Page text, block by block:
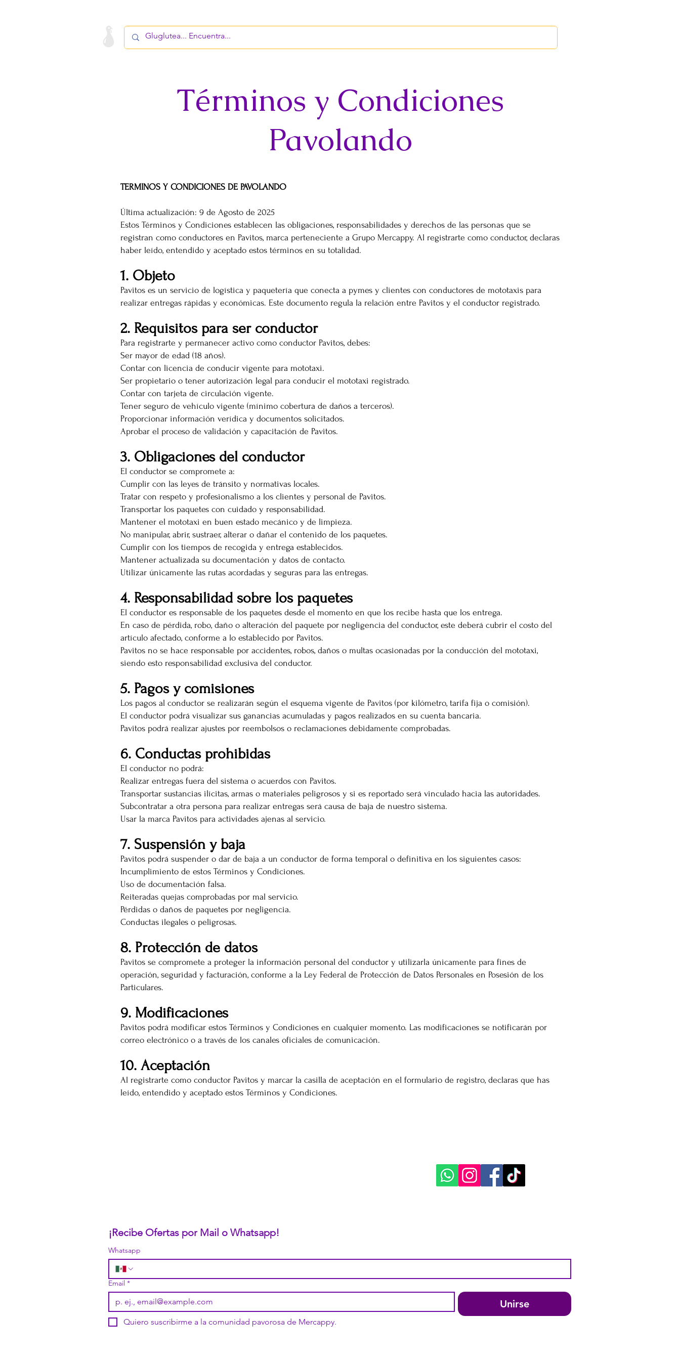
Términos y Condiciones
Pavolando
TERMINOS Y CONDICIONES DE PAVOLANDO
Última actualización: 9 de Agosto de 2025
Estos Términos y Condiciones establecen las obligaciones, responsabilidades y derechos de las personas que se
registran como conductores en Pavitos, marca perteneciente a Grupo Mercappy. Al registrarte como conductor, declaras
haber leído, entendido y aceptado estos términos en su totalidad.
1. Objeto
Pavitos es un servicio de logística y paquetería que conecta a pymes y clientes con conductores de mototaxis para
realizar entregas rápidas y económicas. Este documento regula la relación entre Pavitos y el conductor registrado.
2. Requisitos para ser conductor
Para registrarte y permanecer activo como conductor Pavitos, debes:
Ser mayor de edad (18 años).
Contar con licencia de conducir vigente para mototaxi.
Ser propietario o tener autorización legal para conducir el mototaxi registrado.
Contar con tarjeta de circulación vigente.
Tener seguro de vehículo vigente (mínimo cobertura de daños a terceros).
Proporcionar información verídica y documentos solicitados.
Aprobar el proceso de validación y capacitación de Pavitos.
3. Obligaciones del conductor
El conductor se compromete a:
Cumplir con las leyes de tránsito y normativas locales.
Tratar con respeto y profesionalismo a los clientes y personal de Pavitos.
Transportar los paquetes con cuidado y responsabilidad.
Mantener el mototaxi en buen estado mecánico y de limpieza.
No manipular, abrir, sustraer, alterar o dañar el contenido de los paquetes.
Cumplir con los tiempos de recogida y entrega establecidos.
Mantener actualizada su documentación y datos de contacto.
Utilizar únicamente las rutas acordadas y seguras para las entregas.
4. Responsabilidad sobre los paquetes
El conductor es responsable de los paquetes desde el momento en que los recibe hasta que los entrega.
En caso de pérdida, robo, daño o alteración del paquete por negligencia del conductor, este deberá cubrir el costo del
artículo afectado, conforme a lo establecido por Pavitos.
Pavitos no se hace responsable por accidentes, robos, daños o multas ocasionadas por la conducción del mototaxi,
siendo esto responsabilidad exclusiva del conductor.
5. Pagos y comisiones
Los pagos al conductor se realizarán según el esquema vigente de Pavitos (por kilómetro, tarifa fija o comisión).
El conductor podrá visualizar sus ganancias acumuladas y pagos realizados en su cuenta bancaria.
Pavitos podrá realizar ajustes por reembolsos o reclamaciones debidamente comprobadas.
6. Conductas prohibidas
El conductor no podrá:
Realizar entregas fuera del sistema o acuerdos con Pavitos.
Transportar sustancias ilícitas, armas o materiales peligrosos y si es reportado será vinculado hacia las autoridades.
Subcontratar a otra persona para realizar entregas será causa de baja de nuestro sistema.
Usar la marca Pavitos para actividades ajenas al servicio.
7. Suspensión y baja
Pavitos podrá suspender o dar de baja a un conductor de forma temporal o definitiva en los siguientes casos:
Incumplimiento de estos Términos y Condiciones.
Uso de documentación falsa.
Reiteradas quejas comprobadas por mal servicio.
Pérdidas o daños de paquetes por negligencia.
Conductas ilegales o peligrosas.
8. Protección de datos
Pavitos se compromete a proteger la información personal del conductor y utilizarla únicamente para fines de
operación, seguridad y facturación, conforme a la Ley Federal de Protección de Datos Personales en Posesión de los
Particulares.
9. Modificaciones
Pavitos podrá modificar estos Términos y Condiciones en cualquier momento. Las modificaciones se notificarán por
correo electrónico o a través de los canales oficiales de comunicación.
10. Aceptación
Al registrarte como conductor Pavitos y marcar la casilla de aceptación en el formulario de registro, declaras que has
leído, entendido y aceptado estos Términos y Condiciones.
¡Recibe Ofertas por Mail o Whatsapp!
Whatsapp
Email *
Unirse
Quiero suscribirme a la comunidad pavorosa de Mercappy.